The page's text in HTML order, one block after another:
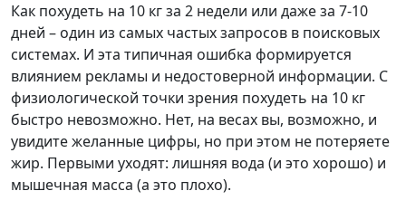
Как похудеть на 10 кг за 2 недели или даже за 7-10
дней – один из самых частых запросов в поисковых
системах. И эта типичная ошибка формируется
влиянием рекламы и недостоверной информации. С
физиологической точки зрения похудеть на 10 кг
быстро невозможно. Нет, на весах вы, возможно, и
увидите желанные цифры, но при этом не потеряете
жир. Первыми уходят: лишняя вода (и это хорошо) и
мышечная масса (а это плохо).